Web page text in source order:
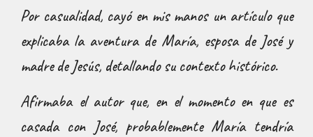
Por casualidad, cayó en mis manos un artículo que
explicaba la aventura de María, esposa de José y
madre de Jesús, detallando su contexto histórico.
Afirmaba el autor que, en el momento en que es
casada con José, probablemente María tendría